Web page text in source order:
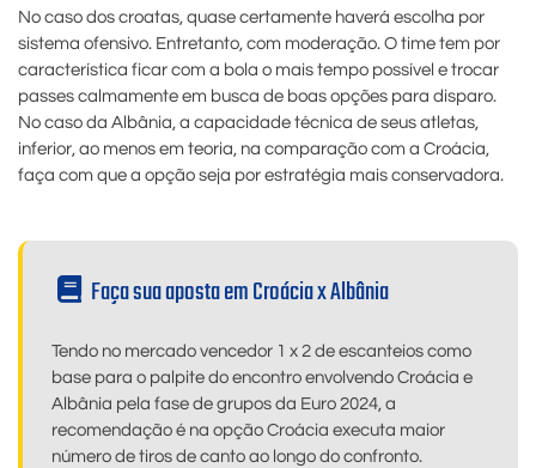
No caso dos croatas, quase certamente haverá escolha por
sistema ofensivo. Entretanto, com moderação. O time tem por
característica ficar com a bola o mais tempo possível e trocar
passes calmamente em busca de boas opções para disparo.
No caso da Albânia, a capacidade técnica de seus atletas,
inferior, ao menos em teoria, na comparação com a Croácia,
faça com que a opção seja por estratégia mais conservadora.
Faça sua aposta em Croácia x Albânia
Tendo no mercado vencedor 1 x 2 de escanteios como
base para o palpite do encontro envolvendo Croácia e
Albânia pela fase de grupos da Euro 2024, a
recomendação é na opção Croácia executa maior
número de tiros de canto ao longo do confronto.